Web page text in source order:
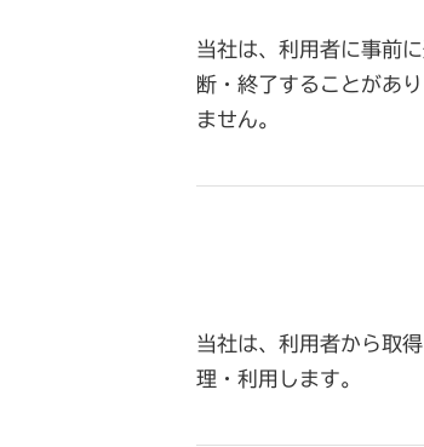
当社は、利用者に事前
断・終了することがあ
ません。
当社は、利用者から取
理・利用します。